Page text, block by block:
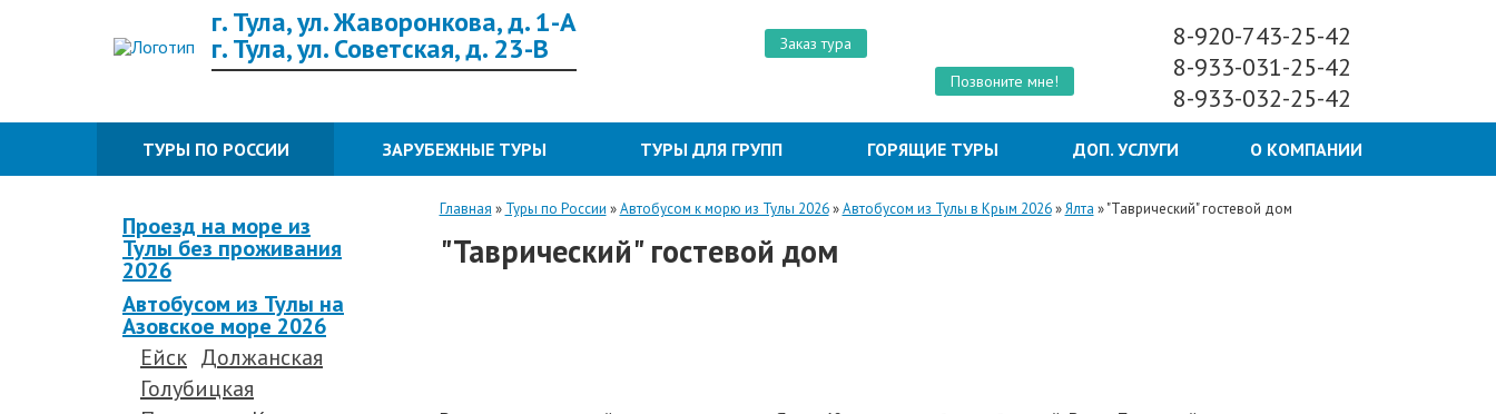
г. Тула, ул. Жаворонкова, д. 1-А
г. Тула, ул. Советская, д. 23-В
Заказ тура
Позвоните мне!
8-920-743-25-42
8-933-031-25-42
8-933-032-25-42
ТУРЫ ПО РОССИИ ЗАРУБЕЖНЫЕ ТУРЫ ТУРЫ ДЛЯ ГРУПП ГОРЯЩИЕ ТУРЫ ДОП. УСЛУГИ О КОМПАНИИ
Проезд на море из
Тулы без проживания
2026
Автобусом из Тулы на
Азовское море 2026
Ейск Должанская
Голубицкая
Главная » Туры по России »Автобусом к морю из Тулы 2026»Автобусом из Тулы в Крым 2026»Ялта »"Таврический" гостевой дом
"Таврический" гостевой дом